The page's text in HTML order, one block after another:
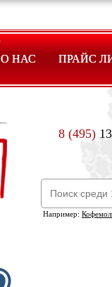
О НАС ПРАЙС
8 (495)
Например: